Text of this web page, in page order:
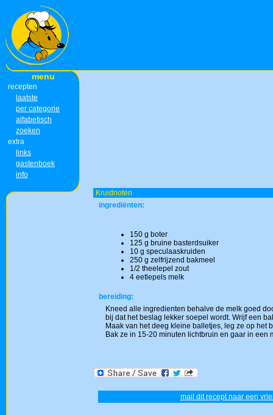
menu
recepten
laatste
per categorie
alfabetisch
zoeken
extra
links
gastenboek
info
Kruidnoten
ingrediënten:
150 g boter
125 g bruine basterdsuiker
10 g speculaaskruiden
250 g zelfrijzend bakmeel
1/2 theelepel zout
4 eetlepels melk
bereiding:
Kneed alle ingredienten behalve de melk goed
bij dat het beslag lekker soepel wordt. Wrijf een
Maak van het deeg kleine balletjes, leg ze op het
Bak ze in 15-20 minuten lichtbruin en gaar in een
mail dit recept naar een